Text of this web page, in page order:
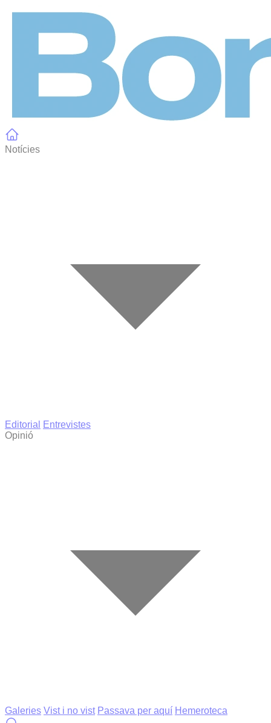
Notícies
Editorial
Entrevistes
Opinió
Galeries Vist i no vist Passava per aquí Hemeroteca